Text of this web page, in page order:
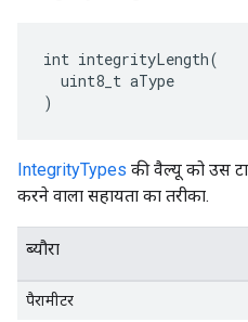
int integrityLength(
  uint8_t aType
)
IntegrityTypes की वैल्यू को उस
करने वाला सहायता का तरीका.
ब्यौरा
पैरामीटर